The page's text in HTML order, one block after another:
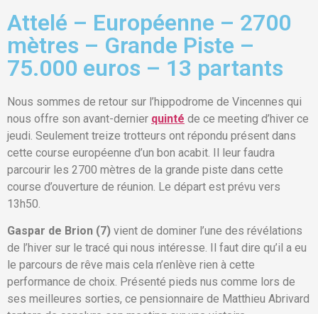
Attelé – Européenne – 2700
mètres – Grande Piste –
75.000 euros – 13 partants
Nous sommes de retour sur l’hippodrome de Vincennes qui
nous offre son avant-dernier quinté de ce meeting d’hiver ce
jeudi. Seulement treize trotteurs ont répondu présent dans
cette course européenne d’un bon acabit. Il leur faudra
parcourir les 2700 mètres de la grande piste dans cette
course d’ouverture de réunion. Le départ est prévu vers
13h50.
Gaspar de Brion (7) vient de dominer l’une des révélations
de l’hiver sur le tracé qui nous intéresse. Il faut dire qu’il a eu
le parcours de rêve mais cela n’enlève rien à cette
performance de choix. Présenté pieds nus comme lors de
ses meilleures sorties, ce pensionnaire de Matthieu Abrivard